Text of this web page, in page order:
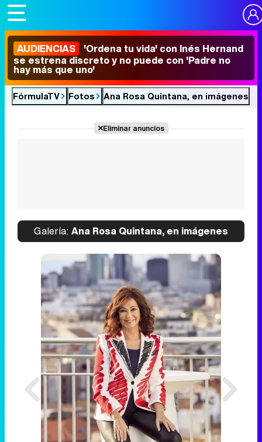
AUDIENCIAS 'Ordena tu vida' con Inés Hernand
se estrena discreto y no puede con 'Padre no
hay más que uno'
FórmulaTV Fotos Ana Rosa Quintana, en imágenes
Eliminar anuncios
Galería: Ana Rosa Quintana, en imágenes